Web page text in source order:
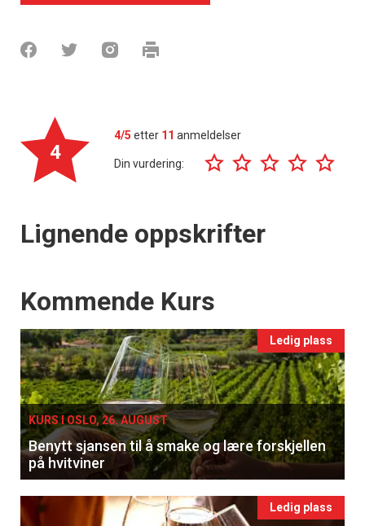
4
4/5 etter 11 anmeldelser
Din vurdering:
Lignende oppskrifter
Events
Kommende Kurs
Ledig plass
KURS I OSLO, 26. AUGUST
Benytt sjansen til å smake og lære forskjellen
på hvitviner
Ledig plass